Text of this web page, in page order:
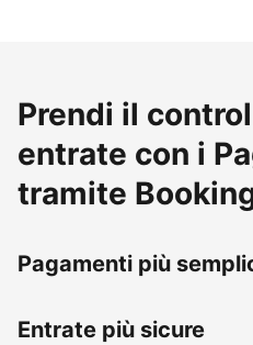
Prendi il
entrate con i
tramite
Pagamenti più
Entrate più sicure